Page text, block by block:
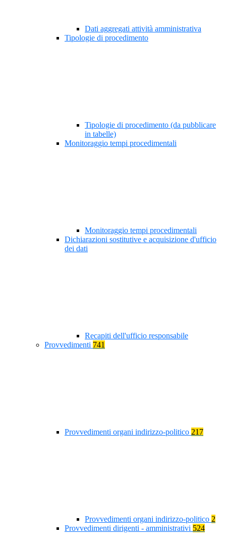
Dati aggregati attività amministrativa
Tipologie di procedimento
Tipologie di procedimento (da pubblicare
in tabelle)
Monitoraggio tempi procedimentali
Monitoraggio tempi procedimentali
Dichiarazioni sostitutive e acquisizione d'ufficio
dei dati
Recapiti dell'ufficio responsabile
Provvedimenti 741
Provvedimenti organi indirizzo-politico 217
Provvedimenti organi indirizzo-politico 2
Provvedimenti dirigenti - amministrativi 524